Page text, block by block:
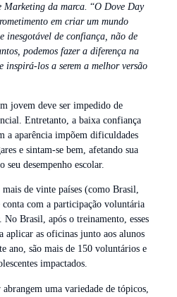
Marketing da marca. “O Dove Day
em criar um mundo
inesgotável de confiança, não de
podemos fazer a diferença na
inspirá-los a serem a melhor versão
jovem deve ser impedido de
Entretanto, a baixa confiança
a aparência impõem dificuldades
e sintam-se bem, afetando sua
seu desempenho escolar.
de vinte países (como Brasil,
com a participação voluntária
Brasil, após o treinamento, esses
aplicar as oficinas junto aos alunos
ano, são mais de 150 voluntários e
impactados.
uma variedade de tópicos,